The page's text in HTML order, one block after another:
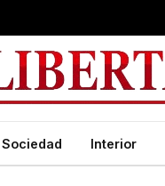
Sociedad Interior